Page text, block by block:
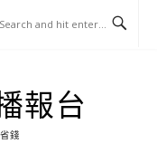
報台
錢